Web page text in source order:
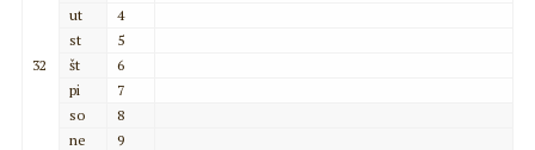
32
ut
4
st
5
št
6
pi
7
so
8
ne
9